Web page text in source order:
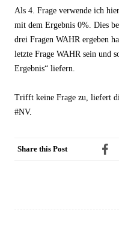
Als 4. Frage verwende ich
mit dem Ergebnis 0%. Dies
drei Fragen WAHR ergeben
letzte Frage WAHR sein und
Ergebnis“ liefern.
Trifft keine Frage zu, liefert
#NV.
Share this Post